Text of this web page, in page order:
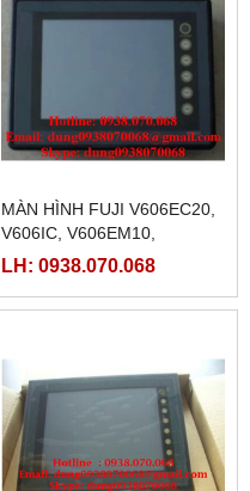
MÀN HÌNH FUJI V606EC20,
V606IC, V606EM10,
V606EM20
LH: 0938.070.068